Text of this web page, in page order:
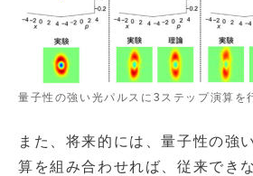
量子性の強い光パルスに3ステップ演算を
また、将来的には、量子性の強
算を組み合わせれば、従来でき